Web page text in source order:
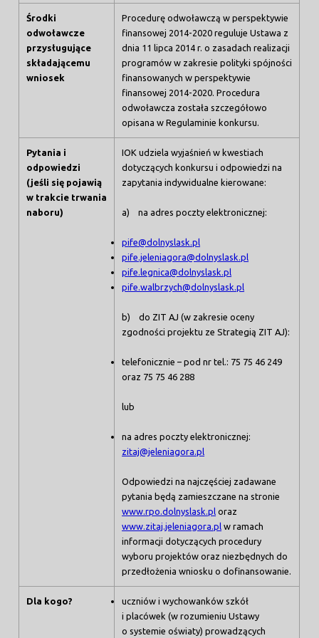
Środki
odwoławcze
przysługujące
składającemu
wniosek
Procedurę odwoławczą w perspektywie
finansowej 2014-2020 reguluje Ustawa z
dnia 11 lipca 2014 r. o zasadach realizacji
programów w zakresie polityki spójności
finansowanych w perspektywie
finansowej 2014-2020. Procedura
odwoławcza została szczegółowo
opisana w Regulaminie konkursu.
Pytania i
odpowiedzi
(jeśli się pojawią
w trakcie trwania
naboru)
IOK udziela wyjaśnień w kwestiach
dotyczących konkursu i odpowiedzi na
zapytania indywidualne kierowane:
a) na adres poczty elektronicznej:
pife@dolnyslask.pl
pife.jeleniagora@dolnyslask.pl
pife.legnica@dolnyslask.pl
pife.walbrzych@dolnyslask.pl
b) do ZIT AJ (w zakresie oceny
zgodności projektu ze Strategią ZIT AJ):
telefonicznie – pod nr tel.: 75 75 46 249
oraz 75 75 46 288
lub
na adres poczty elektronicznej:
zitaj@jeleniagora.pl
Odpowiedzi na najczęściej zadawane
pytania będą zamieszczane na stronie
www.rpo.dolnyslask.pl oraz
www.zitaj.jeleniagora.pl w ramach
informacji dotyczących procedury
wyboru projektów oraz niezbędnych do
przedłożenia wniosku o dofinansowanie.
Dla kogo?
uczniów i wychowanków szkół
i placówek (w rozumieniu Ustawy
o systemie oświaty) prowadzących